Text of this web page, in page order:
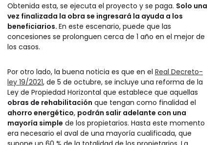
Obtenida esta, se ejecuta el proyecto y se paga. Solo una
vez finalizada la obra se ingresará la ayuda a los
beneficiarios. En este escenario, puede que las
concesiones se prolonguen cerca de 1 año en el mejor de
los casos.
Por otro lado, la buena noticia es que en el Real Decreto-
ley 19/2021, de 5 de octubre, se incluye una reforma de la
Ley de Propiedad Horizontal que establece que aquellas
obras de rehabilitación que tengan como finalidad el
ahorro energético, podrán salir adelante con una
mayoría simple de los propietarios. Hasta este momento
era necesario el aval de una mayoría cualificada, que